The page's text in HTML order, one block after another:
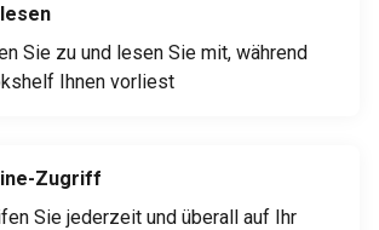
Sie zu und lesen Sie mit, während
Ihnen vorliest
Zugriff
Sie jederzeit und überall auf Ihr